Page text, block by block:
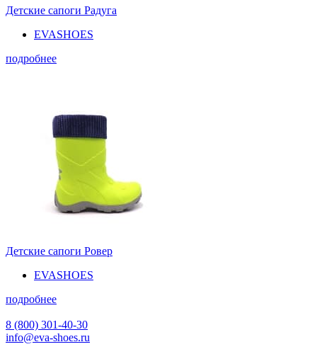
Детские сапоги Радуга
EVASHOES
подробнее
Детские сапоги Ровер
EVASHOES
подробнее
8 (800) 301-40-30
info@eva-shoes.ru